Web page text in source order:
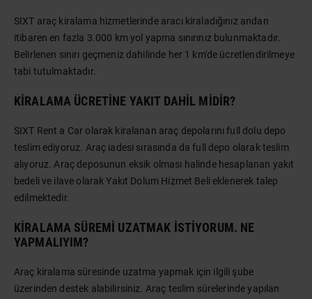
SIXT araç kiralama hizmetlerinde aracı kiraladığınız andan
itibaren en fazla 3.000 km yol yapma sınırınız bulunmaktadır.
Belirlenen sınırı geçmeniz dahilinde her 1 km'de ücretlendirilmeye
tabi tutulmaktadır.
KIRALAMA ÜCRETINE YAKIT DAHIL MIDIR?
SIXT Rent a Car olarak kiralanan araç depolarını full dolu depo
teslim ediyoruz. Araç iadesi sırasında da full depo olarak teslim
alıyoruz. Araç deposunun eksik olması halinde hesaplanan yakıt
bedeli ve ilave olarak Yakıt Dolum Hizmet Beli eklenerek talep
edilmektedir.
KIRALAMA SÜREMI UZATMAK ISTIYORUM. NE
YAPMALIYIM?
Araç kiralama süresinde uzatma yapmak için ilgili şube
üzerinden destek alabilirsiniz. Araç teslim sürelerinde yapılan